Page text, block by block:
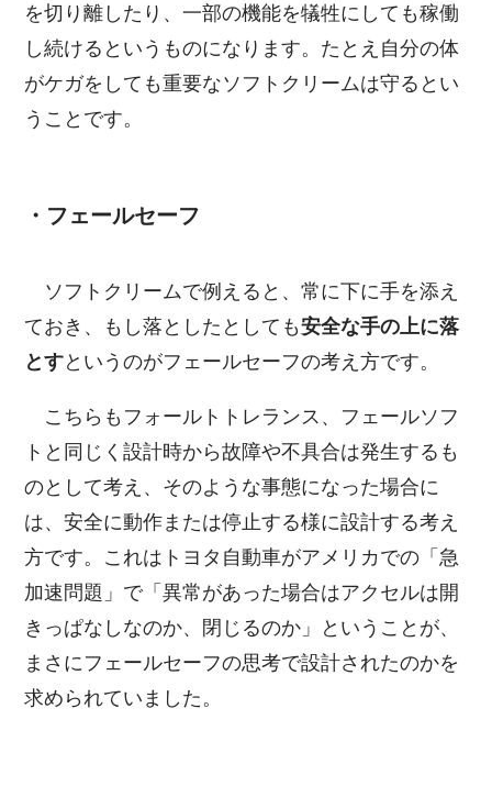
を切り離したり、一部の機能を犠牲にしても稼働
し続けるというものになります。たとえ自分の体
がケガをしても重要なソフトクリームは守るとい
うことです。
・フェールセーフ
ソフトクリームで例えると、常に下に手を添え
ておき、もし落としたとしても安全な手の上に落
とすというのがフェールセーフの考え方です。
こちらもフォールトトレランス、フェールソフ
トと同じく設計時から故障や不具合は発生するも
のとして考え、そのような事態になった場合に
は、安全に動作または停止する様に設計する考え
方です。これはトヨタ自動車がアメリカでの「急
加速問題」で「異常があった場合はアクセルは開
きっぱなしなのか、閉じるのか」ということが、
まさにフェールセーフの思考で設計されたのかを
求められていました。